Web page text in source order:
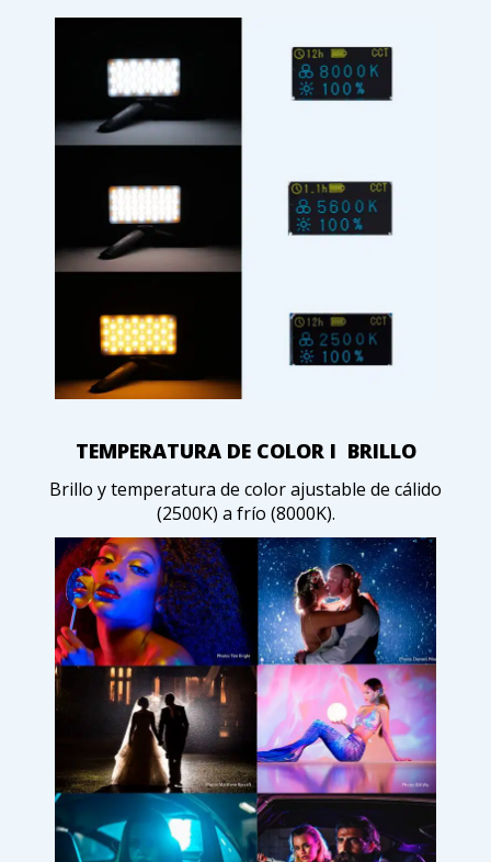
TEMPERATURA DE COLOR I BRILLO
Brillo y temperatura de color ajustable de cálido
(2500K) a frío (8000K).